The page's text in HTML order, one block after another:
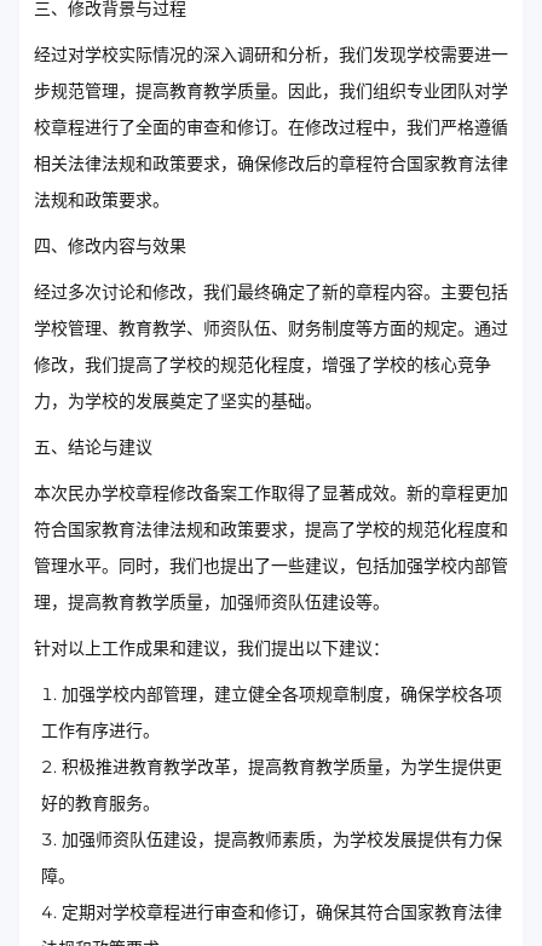
三、修改背景与过程
经过对学校实际情况的深入调研和分析，我们发现学校需要进一
步规范管理，提高教育教学质量。因此，我们组织专业团队对学
校章程进行了全面的审查和修订。在修改过程中，我们严格遵循
相关法律法规和政策要求，确保修改后的章程符合国家教育法律
法规和政策要求。
四、修改内容与效果
经过多次讨论和修改，我们最终确定了新的章程内容。主要包括
学校管理、教育教学、师资队伍、财务制度等方面的规定。通过
修改，我们提高了学校的规范化程度，增强了学校的核心竞争
力，为学校的发展奠定了坚实的基础。
五、结论与建议
本次民办学校章程修改备案工作取得了显著成效。新的章程更加
符合国家教育法律法规和政策要求，提高了学校的规范化程度和
管理水平。同时，我们也提出了一些建议，包括加强学校内部管
理，提高教育教学质量，加强师资队伍建设等。
针对以上工作成果和建议，我们提出以下建议：
加强学校内部管理，建立健全各项规章制度，确保学校各项
工作有序进行。
积极推进教育教学改革，提高教育教学质量，为学生提供更
好的教育服务。
加强师资队伍建设，提高教师素质，为学校发展提供有力保
障。
定期对学校章程进行审查和修订，确保其符合国家教育法律